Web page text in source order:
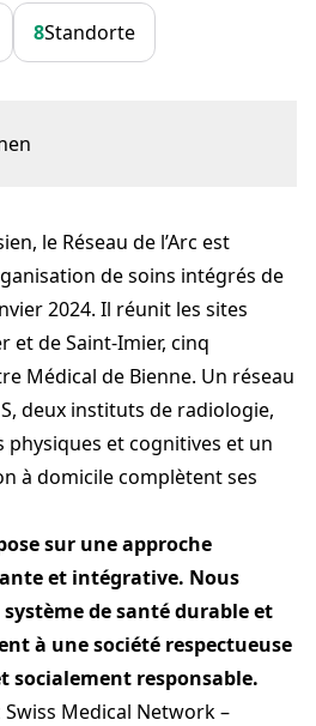
8Standorte
le Réseau de l’Arc est
de soins intégrés de
2024. Il réunit les sites
et de Saint-Imier, cinq
Médical de Bienne. Un réseau
deux instituts de radiologie,
et cognitives et un
à domicile complètent ses
sur une approche
et intégrative. Nous
de santé durable et
à une société respectueuse
socialement responsable.
Medical Network –